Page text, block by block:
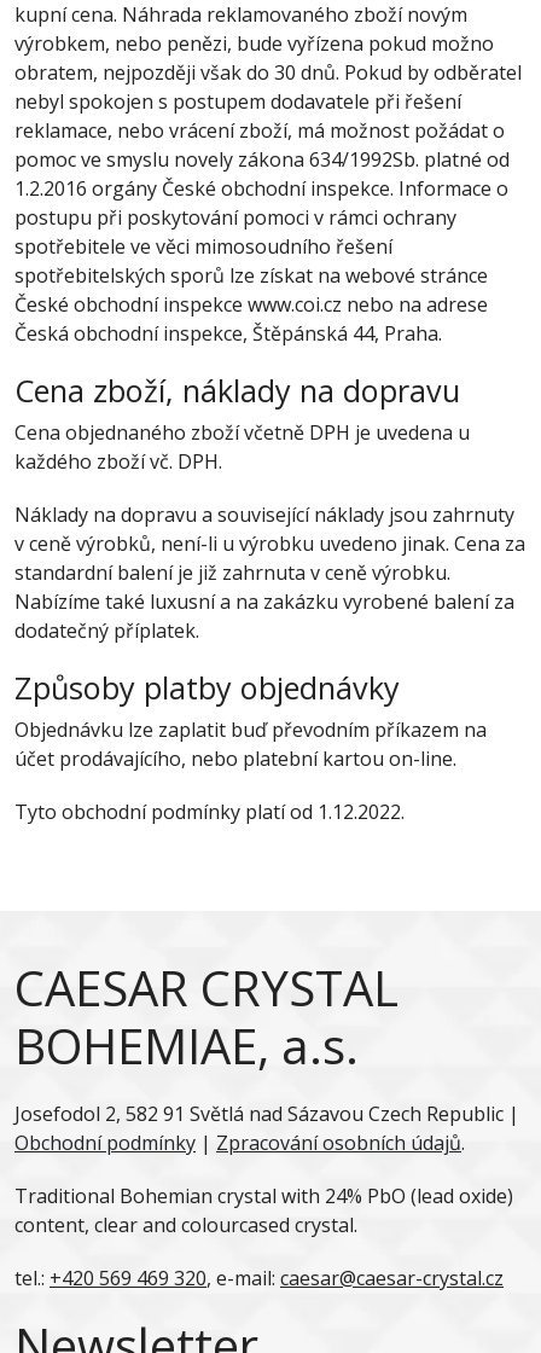
kupní cena. Náhrada reklamovaného zboží novým
výrobkem, nebo penězi, bude vyřízena pokud možno
obratem, nejpozději však do 30 dnů. Pokud by odběratel
nebyl spokojen s postupem dodavatele při řešení
reklamace, nebo vrácení zboží, má možnost požádat o
pomoc ve smyslu novely zákona 634/1992Sb. platné od
1.2.2016 orgány České obchodní inspekce. Informace o
postupu při poskytování pomoci v rámci ochrany
spotřebitele ve věci mimosoudního řešení
spotřebitelských sporů lze získat na webové stránce
České obchodní inspekce www.coi.cz nebo na adrese
Česká obchodní inspekce, Štěpánská 44, Praha.
Cena zboží, náklady na dopravu
Cena objednaného zboží včetně DPH je uvedena u
každého zboží vč. DPH.
Náklady na dopravu a související náklady jsou zahrnuty
v ceně výrobků, není-li u výrobku uvedeno jinak. Cena za
standardní balení je již zahrnuta v ceně výrobku.
Nabízíme také luxusní a na zakázku vyrobené balení za
dodatečný příplatek.
Způsoby platby objednávky
Objednávku lze zaplatit buď převodním příkazem na
účet prodávajícího, nebo platební kartou on-line.
Tyto obchodní podmínky platí od 1.12.2022.
CAESAR CRYSTAL
BOHEMIAE, a.s.
Josefodol 2, 582 91 Světlá nad Sázavou Czech Republic |
Obchodní podmínky | Zpracování osobních údajů.
Traditional Bohemian crystal with 24% PbO (lead oxide)
content, clear and colourcased crystal.
tel.: +420 569 469 320, e-mail: caesar@caesar-crystal.cz